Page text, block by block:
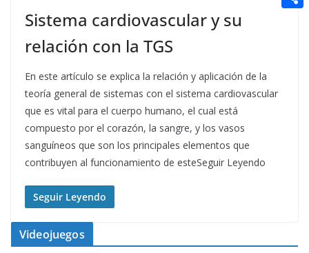
Sistema cardiovascular y su
relación con la TGS
En este artículo se explica la relación y aplicación de la
teoría general de sistemas con el sistema cardiovascular
que es vital para el cuerpo humano, el cual está
compuesto por el corazón, la sangre, y los vasos
sanguíneos que son los principales elementos que
contribuyen al funcionamiento de esteSeguir Leyendo
Seguir Leyendo
Videojuegos
n
a